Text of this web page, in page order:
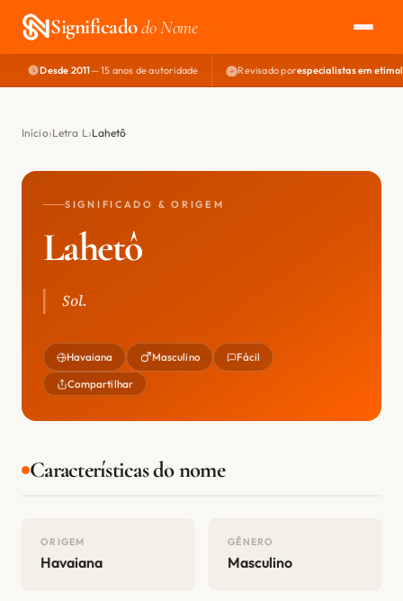
Significadodo Nome
EXPLORAR
NOME PERFEITO
Desde 2011— 15 anos de autoridade Revisado porespecialistas em
Início Letra L Lahetô
SIGNIFICADO & ORIGEM
Lahetô
Sol.
Havaiana Masculino Fácil
Compartilhar
Características do nome
ORIGEM
Havaiana
GÊNERO
Masculino